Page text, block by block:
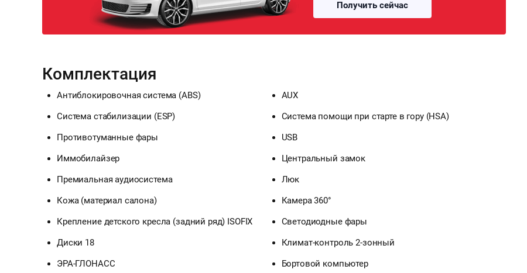
Получить сейчас
Комплектация
Антиблокировочная система (ABS)
AUX
Система стабилизации (ESP)
Система помощи при старте в гору (HSA)
Противотуманные фары
USB
Иммобилайзер
Центральный замок
Премиальная аудиосистема
Люк
Кожа (материал салона)
Камера 360°
Крепление детского кресла (задний ряд) ISOFIX
Светодиодные фары
Диски 18
Климат-контроль 2-зонный
ЭРА-ГЛОНАСС
Бортовой компьютер